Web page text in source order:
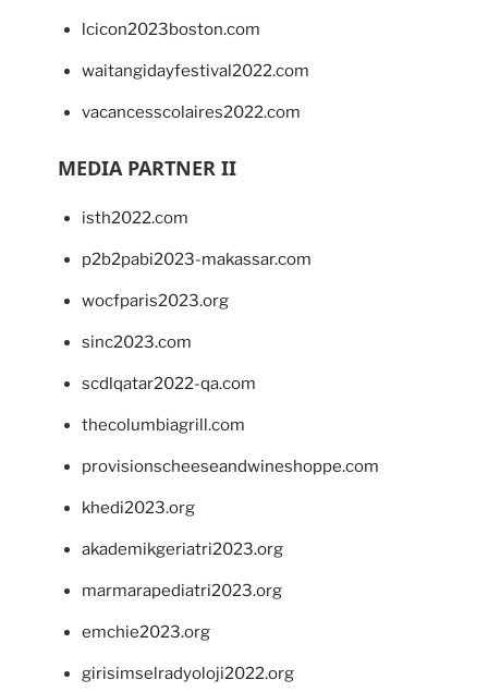
lcicon2023boston.com
waitangidayfestival2022.com
vacancesscolaires2022.com
MEDIA PARTNER II
isth2022.com
p2b2pabi2023-makassar.com
wocfparis2023.org
sinc2023.com
scdlqatar2022-qa.com
thecolumbiagrill.com
provisionscheeseandwineshoppe.com
khedi2023.org
akademikgeriatri2023.org
marmarapediatri2023.org
emchie2023.org
girisimselradyoloji2022.org